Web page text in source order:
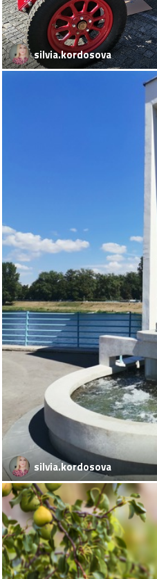
silvia.kordosova
silvia.kordosova